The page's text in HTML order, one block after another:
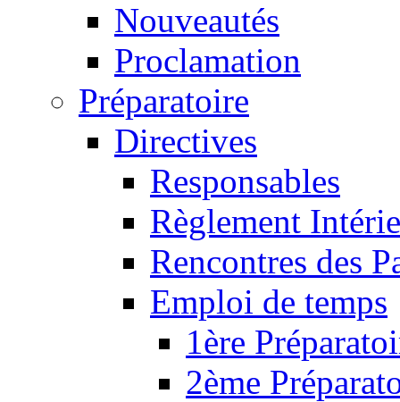
Nouveautés
Proclamation
Préparatoire
Directives
Responsables
Règlement
Rencontres des
Emploi de temps
1ère
2ème